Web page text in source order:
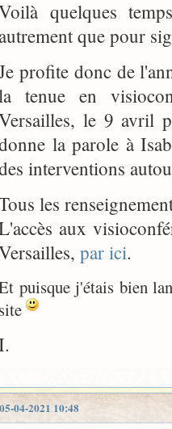
quelques
autrement que pour
profite donc de
tenue en
le 9 avril
la parole à
interventions
les
aux
par ici.
puisque j'étais bien
site
05-04-2021 10:48